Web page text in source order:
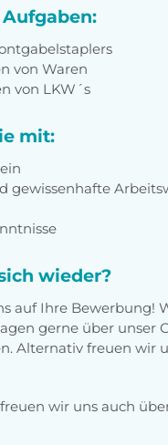
von Waren
von LKW´s
mit:
gewissenhafte
wieder?
auf Ihre Bewerbung!
gerne über unser
Alternativ freuen wir
wir uns auch